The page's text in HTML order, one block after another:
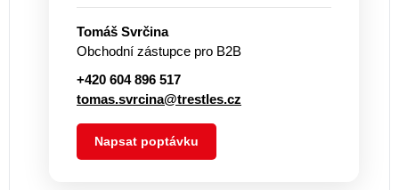
Tomáš Svrčina
Obchodní zástupce pro B2B
+420 604 896 517
tomas.svrcina@trestles.cz
Napsat poptávku